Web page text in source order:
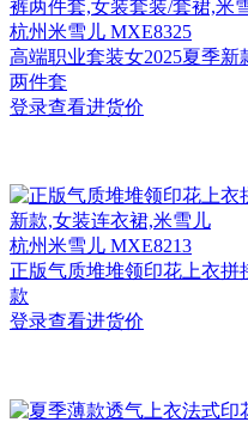
杭州米雪儿 MXE8325
高端职业套装女2025夏季
两件套
登录查看进货价
杭州米雪儿 MXE8213
正版气质堆堆领印花上衣拼
款
登录查看进货价